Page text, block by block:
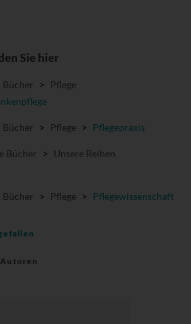
Sie hier
Bücher >
Pflege
Bücher > Pflege > Pflegepraxis
Bücher > Unsere Reihen
Bücher > Pflege > Pflegewissenschaft